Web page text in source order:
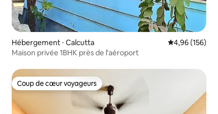
Hébergement ⋅ Calcutta Évaluation
4,96 (156)
Maison privée 1BHK près de l'aéroport
Coup de cœur voyageurs
Coup de cœur voyageurs